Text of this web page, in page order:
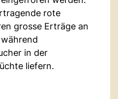
rote
grosse Erträge an
in der
liefern.